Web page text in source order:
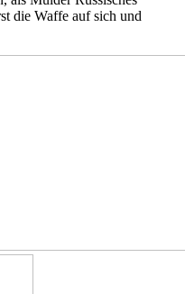
die Waffe auf sich und